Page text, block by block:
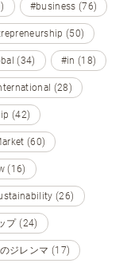
#business (76)
(50)
(34) #in (18)
(28)
(42)
(60)
(16)
(26)
プ (24)
ジレンマ (17)